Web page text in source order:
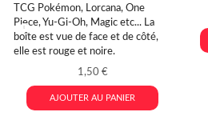
1,50 €
AJOUTER AU PANIER